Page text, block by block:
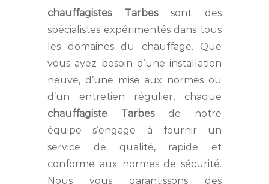
chauffagistes Tarbessont des
spécialistes expérimentés dans tous
les domaines du chauffage. Que
vous ayez besoin d’une installation
neuve, d’une mise aux normes ou
d’un entretien régulier, chaque
chauffagiste Tarbesde notre
équipe s’engage à fournir un
service de qualité, rapide et
conforme aux normes de sécurité.
Nous vous garantissons des